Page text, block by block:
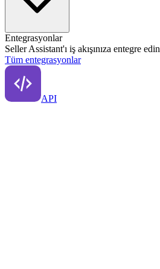
Entegrasyonlar
Seller Assistant'ı iş akışınıza entegre edin
Tüm entegrasyonlar
API